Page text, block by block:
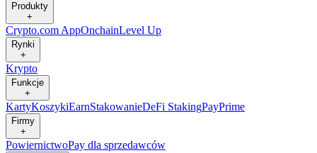
Produkty
+
Crypto.com AppOnchainLevel Up
Rynki
+
Krypto
Funkcje
+
KartyKoszykiEarnStakowanieDeFi StakingPayPrime
Firmy
+
PowiernictwoPay dla sprzedawców